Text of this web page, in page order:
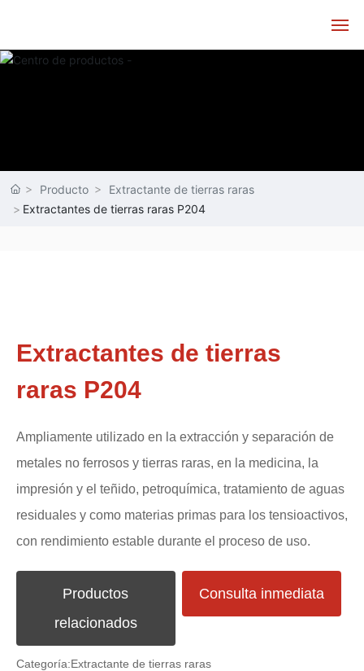
Producto
Extractante de tierras raras
Extractantes de tierras raras P204
Extractantes de tierras
raras P204
Ampliamente utilizado en la extracción y separación de
metales no ferrosos y tierras raras, en la medicina, la
impresión y el teñido, petroquímica, tratamiento de aguas
residuales y como materias primas para los tensioactivos,
con rendimiento estable durante el proceso de uso.
Productos
relacionados
Consulta inmediata
Categoría:Extractante de tierras raras